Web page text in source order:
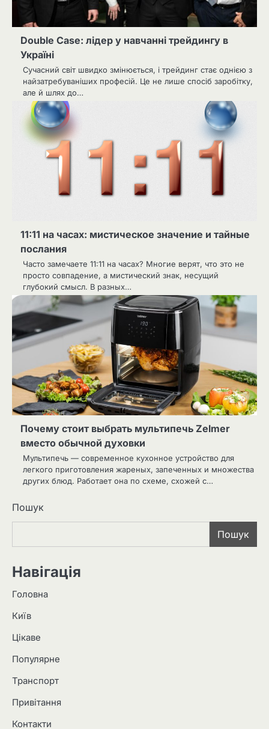
Double Case: лідер у навчанні трейдингу в
Україні
Сучасний свiт швидко змінюється, i трейдинг стає однією з
найзатребуваніших професій. Це не лише спосіб заробітку,
але й шлях до…
11:11 на часах: мистическое значение и тайные
послания
Часто замечаете 11:11 на часах? Многие верят, что это не
просто совпадение, а мистический знак, несущий
глубокий смысл. В разных…
Почему стоит выбрать мультипечь Zelmer
вместо обычной духовки
Мультипечь — современное кухонное устройство для
легкого приготовления жареных, запеченных и множества
других блюд. Работает она по схеме, схожей с…
Пошук
Пошук
Навігація
Головна
Київ
Цікаве
Популярне
Транспорт
Привітання
Контакти